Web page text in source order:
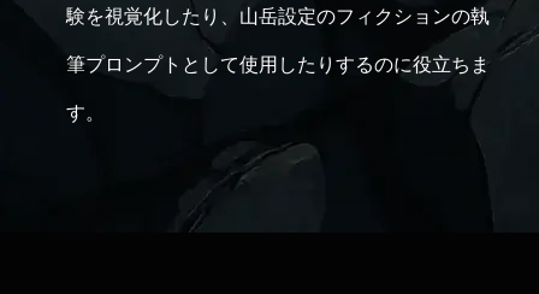
験を視覚化したり、山岳設定のフィクションの執
筆プロンプトとして使用したりするのに役立ちま
す。